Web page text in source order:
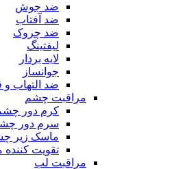
ضد جوش
ضد آفتاب
ضد چروک
لیفتینگ
لایه بردار
جوانساز
ضد التهاب
مراقبت چشم
کرم دور
سرم دور
ماسک زیر
تقویت کننده
مراقبت لب